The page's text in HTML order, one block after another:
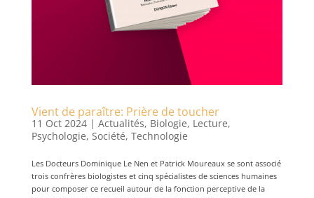
Vient de paraître: Prière de toucher
11 Oct 2024| Actualités, Biologie, Lecture,
Psychologie, Société, Technologie
Les Docteurs Dominique Le Nen et Patrick Moureaux se sont associé
trois confrères biologistes et cinq spécialistes de sciences humaines
pour composer ce recueil autour de la fonction perceptive de la